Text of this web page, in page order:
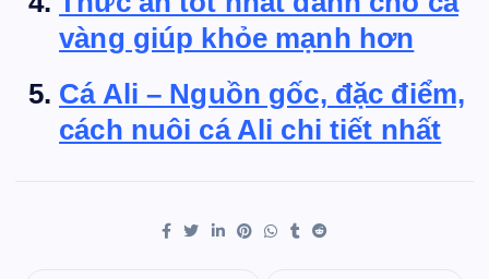
vàng giúp khỏe mạnh hơn
Cá Ali – Nguồn gốc, đặc điểm,
cách nuôi cá Ali chi tiết nhất